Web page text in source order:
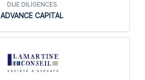
DUE DILIGENCES
ADVANCE CAPITAL